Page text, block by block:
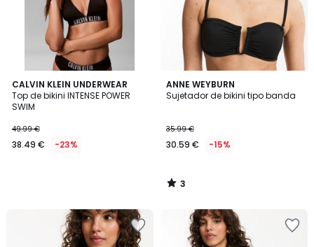
CALVIN KLEIN UNDERWEAR
Top de bikini INTENSE POWER
SWIM
49.99 €
38.49 € -23%
ANNE WEYBURN
Sujetador de bikini tipo banda
35.99 €
30.59 € -15%
3
/
3
/